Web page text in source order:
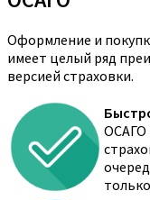
Оформление и
имеет целый ряд
версией страховки.
ОСАГО